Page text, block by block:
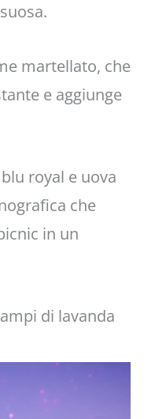
martellato, che
e aggiunge
royal e uova
che
in un
di lavanda